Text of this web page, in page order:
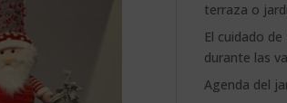
terraza o
El cuidado
durante las
Agenda del